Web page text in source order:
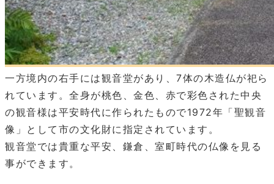
一方境内の右手には観音堂があり、7体の木造仏が祀ら
れています。全身が桃色、金色、赤で彩色された中央
の観音様は平安時代に作られたもので1972年「聖観音
像」として市の文化財に指定されています。
観音堂では貴重な平安、鎌倉、室町時代の仏像を見る
事ができます。